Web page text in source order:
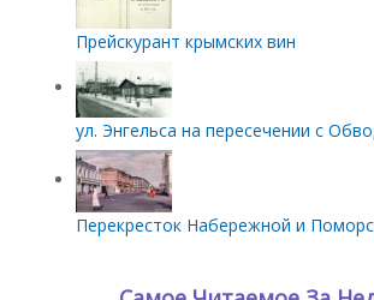
Прейскурант крымских вин
ул. Энгельса на пересечении с
Перекресток Набережной и